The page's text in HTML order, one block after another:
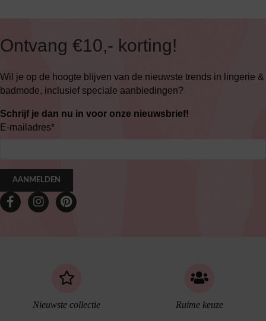
Ontvang €10,- korting!
Wil je op de hoogte blijven van de nieuwste trends in lingerie &
badmode, inclusief speciale aanbiedingen?
Schrijf je dan nu in voor onze nieuwsbrief!
E-mailadres*
AANMELDEN
Nieuwste collectie Ruime keuze